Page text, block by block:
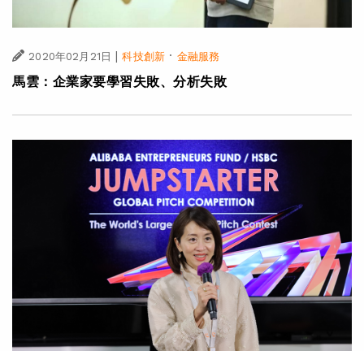
2020年02月21日 | 科技創新 · 金融服務
馬雲：企業家要學習失敗、分析失敗